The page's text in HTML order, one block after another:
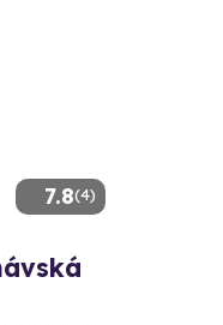
7.8(4)